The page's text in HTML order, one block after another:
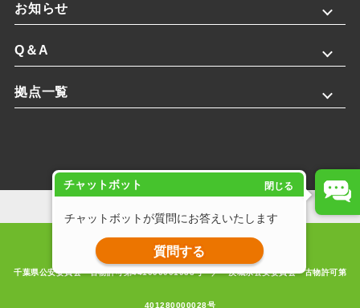
お知らせ
Q＆A
拠点一覧
Copyright © 2025 株式会社斎藤英次商店. All rights reserved.
千葉県公安委員会 古物許可第441090001933号 ／ 茨城県公安委員会 古物許可第
401280000028号
チャットボット 閉じる
チャットボットが質問にお答えいたします
質問する